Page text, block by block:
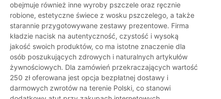
obejmuje również inne wyroby pszczele oraz ręcznie
robione, estetyczne świece z wosku pszczelego, a także
starannie przygotowywane zestawy prezentowe. Firma
kładzie nacisk na autentyczność, czystość i wysoką
jakość swoich produktów, co ma istotne znaczenie dla
osób poszukujących zdrowych i naturalnych artykułów
żywnościowych. Dla zamówień przekraczających wartość
250 zł oferowana jest opcja bezpłatnej dostawy i
darmowych zwrotów na terenie Polski, co stanowi